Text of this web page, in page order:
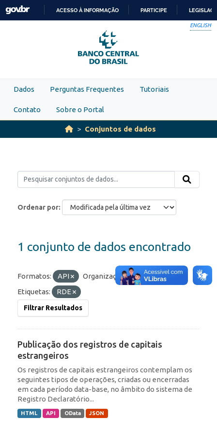
Skip to main content
PARA
O
CONTEÚDO
ACESSO À INFORMAÇÃO PARTICIPE
ENGLISH
Dados Perguntas Frequentes Tutoriais
Contato Sobre o Portal
Conjuntos de dados
Ordenar por
1 conjunto de dados encontrado
Formatos: API Organizações:
BCB/Dstat
Etiquetas:
RDE
Filtrar Resultados
Publicação dos registros de capitais
estrangeiros
Os registros de capitais estrangeiros contemplam os
seguintes tipos de operações, criadas ou encerradas
em cada período data-base, no âmbito do sistema de
Registro Declaratório...
HTML API OData JSON